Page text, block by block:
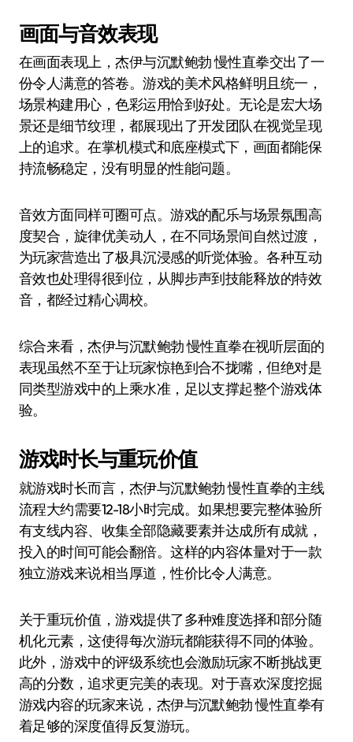
画面与音效表现
在画面表现上，杰伊与沉默鲍勃 慢性直拳交出了一
份令人满意的答卷。游戏的美术风格鲜明且统一，
场景构建用心，色彩运用恰到好处。无论是宏大场
景还是细节纹理，都展现出了开发团队在视觉呈现
上的追求。在掌机模式和底座模式下，画面都能保
持流畅稳定，没有明显的性能问题。
音效方面同样可圈可点。游戏的配乐与场景氛围高
度契合，旋律优美动人，在不同场景间自然过渡，
为玩家营造出了极具沉浸感的听觉体验。各种互动
音效也处理得很到位，从脚步声到技能释放的特效
音，都经过精心调校。
综合来看，杰伊与沉默鲍勃 慢性直拳在视听层面的
表现虽然不至于让玩家惊艳到合不拢嘴，但绝对是
同类型游戏中的上乘水准，足以支撑起整个游戏体
验。
游戏时长与重玩价值
就游戏时长而言，杰伊与沉默鲍勃 慢性直拳的主线
流程大约需要12-18小时完成。如果想要完整体验所
有支线内容、收集全部隐藏要素并达成所有成就，
投入的时间可能会翻倍。这样的内容体量对于一款
独立游戏来说相当厚道，性价比令人满意。
关于重玩价值，游戏提供了多种难度选择和部分随
机化元素，这使得每次游玩都能获得不同的体验。
此外，游戏中的评级系统也会激励玩家不断挑战更
高的分数，追求更完美的表现。对于喜欢深度挖掘
游戏内容的玩家来说，杰伊与沉默鲍勃 慢性直拳有
着足够的深度值得反复游玩。